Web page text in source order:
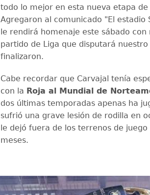
todo lo mejor en esta nueva etapa de
Agregaron al comunicado "El estadio
le rendirá homenaje este sábado
partido de Liga que disputará nuestro
finalizaron.
Cabe recordar que Carvajal tenía
con la Roja al Mundial de
dos últimas temporadas apenas ha
sufrió una grave lesión de rodilla en
le dejó fuera de los terrenos de
meses.